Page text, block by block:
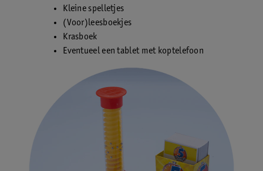
Kleine spelletjes
(Voor)leesboekjes
Krasboek
Eventueel een tablet met koptelefoon